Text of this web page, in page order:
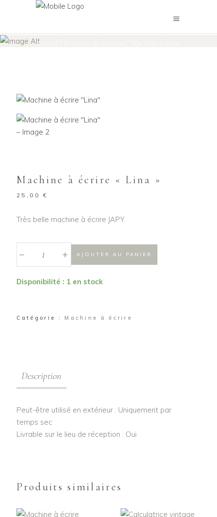
Accueil
Machine à écrire « Lina »
25,00€
Très belle machine à écrire JAPY.
"Lina"
+ AJOUTER AU PANIER
Disponibilité : 1 en stock
Catégorie : Machine à écrire
Description
Peut-être utilisé en extérieur : Uniquement par
temps sec
Livrable sur le lieu de réception : Oui
Produits similaires
AJOUTER AU
AJOUTER AU